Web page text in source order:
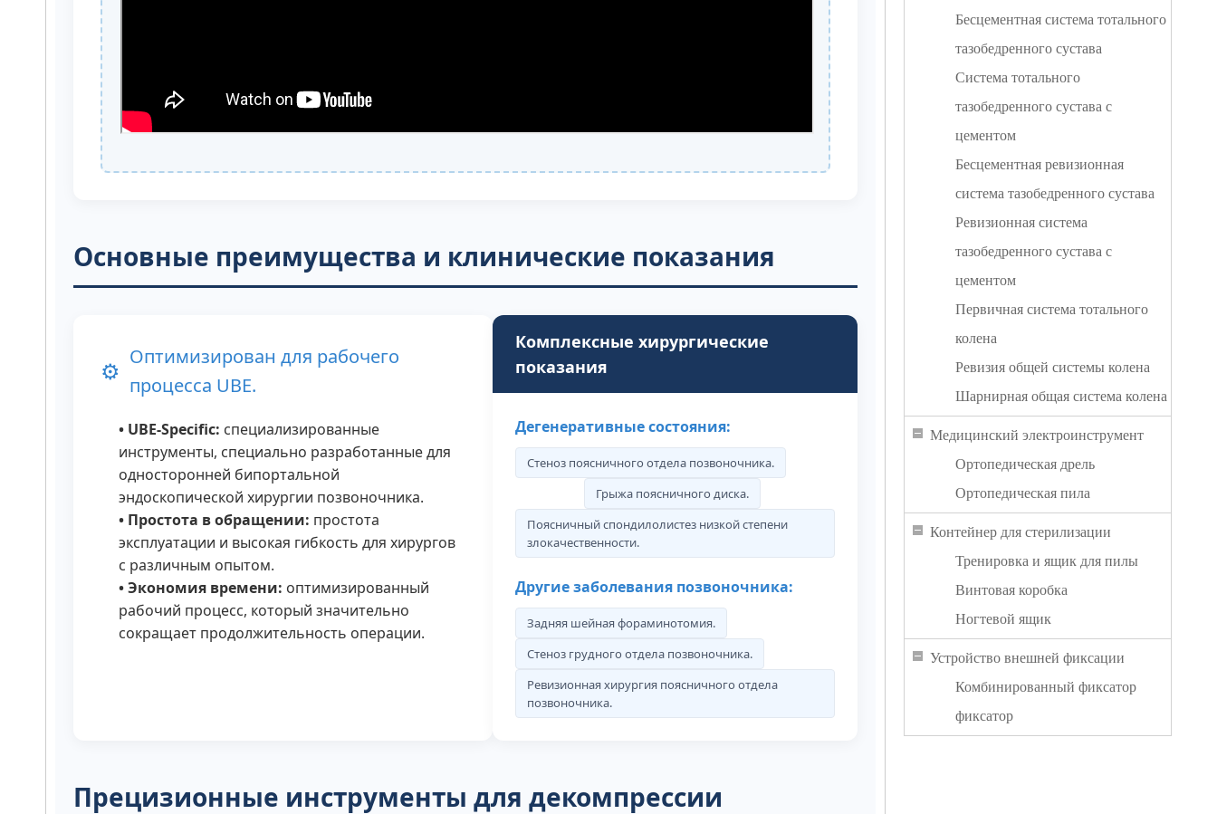
Основные преимущества и клинические показания
⚙️ Оптимизирован для рабочего
процесса UBE.
• UBE-Specific: специализированные
инструменты, специально разработанные для
односторонней бипортальной
эндоскопической хирургии позвоночника.
• Простота в обращении: простота
эксплуатации и высокая гибкость для хирургов
с различным опытом.
• Экономия времени: оптимизированный
рабочий процесс, который значительно
сокращает продолжительность операции.
Комплексные хирургические
показания
Дегенеративные состояния:
Стеноз поясничного отдела позвоночника.
Грыжа поясничного диска.
Поясничный спондилолистез низкой степени
злокачественности.
Другие заболевания позвоночника:
Задняя шейная фораминотомия.
Стеноз грудного отдела позвоночника.
Ревизионная хирургия поясничного отдела
позвоночника.
Прецизионные инструменты для декомпрессии
Бесцементная система тотального
тазобедренного сустава
Система тотального
тазобедренного сустава с
цементом
Бесцементная ревизионная
система тазобедренного сустава
Ревизионная система
тазобедренного сустава с
цементом
Первичная система тотального
колена
Ревизия общей системы колена
Шарнирная общая система колена
Медицинский электроинструмент
Ортопедическая дрель
Ортопедическая пила
Контейнер для стерилизации
Тренировка и ящик для пилы
Винтовая коробка
Ногтевой ящик
Устройство внешней фиксации
Комбинированный фиксатор
фиксатор